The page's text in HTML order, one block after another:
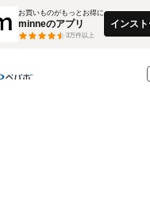
お買いものがもっとお得に
minneのアプリ
3万件以上
インス